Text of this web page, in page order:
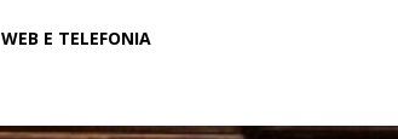
WEB E TELEFONIA